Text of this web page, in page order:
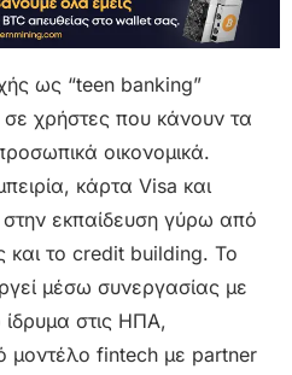
ως “teen banking”
χρήστες που κάνουν τα
οικονομικά.
κάρτα Visa και
εκπαίδευση γύρω από
και το credit building. Το
μέσω συνεργασίας με
ίδρυμα στις ΗΠΑ,
μοντέλο fintech με partner